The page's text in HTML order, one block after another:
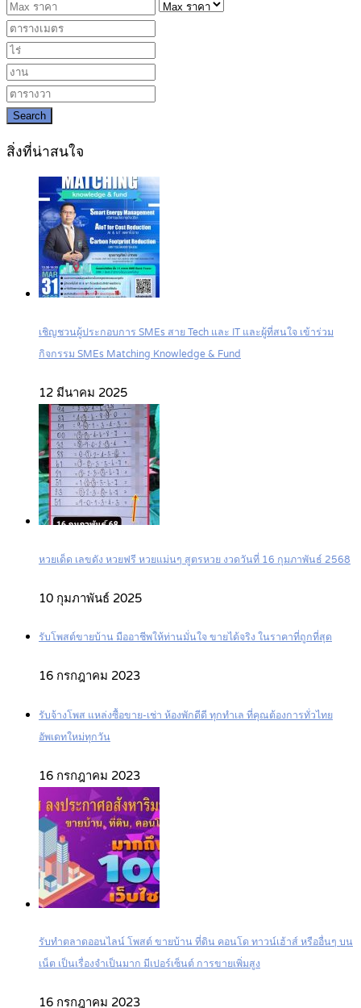
Search
สิ่งที่น่าสนใจ
เชิญชวนผู้ประกอบการ SMEs สาย Tech และ IT และผู้ที่สนใจ เข้าร่วม
กิจกรรม SMEs Matching Knowledge & Fund
12 มีนาคม 2025
หวยเด็ด เลขดัง หวยฟรี หวยแม่นๆ สูตรหวย งวดวันที่ 16 กุมภาพันธ์ 2568
10 กุมภาพันธ์ 2025
รับโพสต์ขายบ้าน มืออาชีพให้ท่านมั่นใจ ขายได้จริง ในราคาที่ถูกที่สุด
16 กรกฎาคม 2023
รับจ้างโพส แหล่งซื้อขาย-เช่า ห้องพักดีดี ทุกทำเล ที่คุณต้องการทั่วไทย
อัพเดทใหม่ทุกวัน
16 กรกฎาคม 2023
รับทำตลาดออนไลน์ โพสต์ ขายบ้าน ที่ดิน คอนโด ทาวน์เฮ้าส์ หรืออื่นๆ บน
เน็ต เป็นเรื่องจำเป็นมาก มีเปอร์เซ็นต์ การขายเพิ่มสูง
16 กรกฎาคม 2023